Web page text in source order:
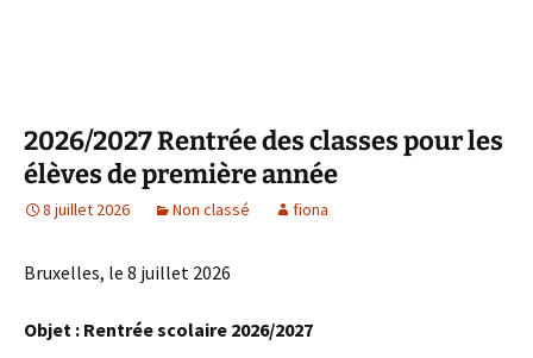
2026/2027 Rentrée des classes pour les
élèves de première année
8 juillet 2026 Non classé fiona
Bruxelles, le 8 juillet 2026
Objet : Rentrée scolaire 2026/2027